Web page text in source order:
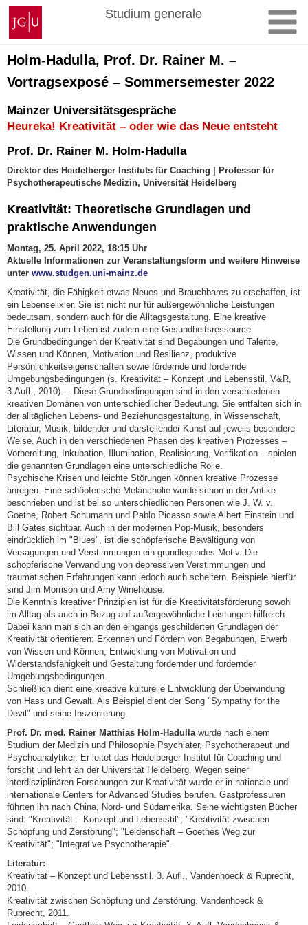
Zum
Inhalt
springen
Johannes
Gutenberg-
Universität
Mainz
Studium generale
Holm-Hadulla, Prof. Dr. Rainer M. –
Vortragsexposé – Sommersemester 2022
Mainzer Universitätsgespräche
Heureka! Kreativität – oder wie das Neue entsteht
Prof. Dr. Rainer M. Holm-Hadulla
Direktor des Heidelberger Instituts für Coaching | Professor für
Psychotherapeutische Medizin, Universität Heidelberg
Kreativität: Theoretische Grundlagen und
praktische Anwendungen
Montag, 25. April 2022, 18:15 Uhr
Aktuelle Informationen zur Veranstaltungsform und weitere Hinweise
unter www.studgen.uni-mainz.de
Kreativität, die Fähigkeit etwas Neues und Brauchbares zu erschaffen, ist
ein Lebenselixier. Sie ist nicht nur für außergewöhnliche Leistungen
bedeutsam, sondern auch für die Alltagsgestaltung. Eine kreative
Einstellung zum Leben ist zudem eine Gesundheitsressource.
Die Grundbedingungen der Kreativität sind Begabungen und Talente,
Wissen und Können, Motivation und Resilienz, produktive
Persönlichkeitseigenschaften sowie fördernde und fordernde
Umgebungsbedingungen (s. Kreativität – Konzept und Lebensstil. V&R,
3.Aufl., 2010). – Diese Grundbedingungen sind in den verschiedenen
kreativen Domänen von unterschiedlicher Bedeutung. Sie entfalten sich in
der alltäglichen Lebens- und Beziehungsgestaltung, in Wissenschaft,
Literatur, Musik, bildender und darstellender Kunst auf jeweils besondere
Weise. Auch in den verschiedenen Phasen des kreativen Prozesses –
Vorbereitung, Inkubation, Illumination, Realisierung, Verifikation – spielen
die genannten Grundlagen eine unterschiedliche Rolle.
Psychische Krisen und leichte Störungen können kreative Prozesse
anregen. Eine schöpferische Melancholie wurde schon in der Antike
beschrieben und ist bei so unterschiedlichen Personen wie J. W. v.
Goethe, Robert Schumann und Pablo Picasso sowie Albert Einstein und
Bill Gates sichtbar. Auch in der modernen Pop-Musik, besonders
eindrücklich im "Blues", ist die schöpferische Bewältigung von
Versagungen und Verstimmungen ein grundlegendes Motiv. Die
schöpferische Verwandlung von depressiven Verstimmungen und
traumatischen Erfahrungen kann jedoch auch scheitern. Beispiele hierfür
sind Jim Morrison und Amy Winehouse.
Die Kenntnis kreativer Prinzipien ist für die Kreativitätsförderung sowohl
im Alltag als auch in Bezug auf außergewöhnliche Leistungen hilfreich.
Dabei kann man sich an den eingangs geschilderten Grundlagen der
Kreativität orientieren: Erkennen und Fördern von Begabungen, Erwerb
von Wissen und Können, Entwicklung von Motivation und
Widerstandsfähigkeit und Gestaltung fördernder und fordernder
Umgebungsbedingungen.
Schließlich dient eine kreative kulturelle Entwicklung der Überwindung
von Hass und Gewalt. Als Beispiel dient der Song "Sympathy for the
Devil" und seine Inszenierung.
Prof. Dr. med. Rainer Matthias Holm-Hadullawurde nach einem
Studium der Medizin und Philosophie Psychiater, Psychotherapeut und
Psychoanalytiker. Er leitet das Heidelberger Institut für Coaching und
forscht und lehrt an der Universität Heidelberg. Wegen seiner
interdisziplinären Forschungen zur Kreativität wurde er in nationale und
internationale Centers for Advanced Studies berufen. Gastprofessuren
führten ihn nach China, Nord- und Südamerika. Seine wichtigsten Bücher
sind: "Kreativität – Konzept und Lebensstil"; "Kreativität zwischen
Schöpfung und Zerstörung"; "Leidenschaft – Goethes Weg zur
Kreativität"; "Integrative Psychotherapie".
Literatur:
Kreativität – Konzept und Lebensstil. 3. Aufl., Vandenhoeck & Ruprecht,
2010.
Kreativität zwischen Schöpfung und Zerstörung. Vandenhoeck &
Ruprecht, 2011.